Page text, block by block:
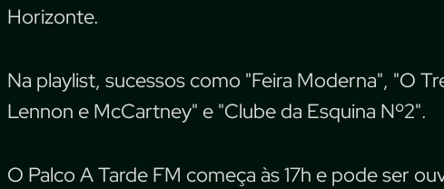
Horizonte.
Na playlist, sucessos como "Feira Moderna", "O
Lennon e McCartney" e "Clube da Esquina Nº2".
O Palco A Tarde FM começa às 17h e pode ser